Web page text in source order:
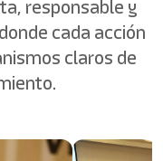
responsable y
cada acción
claros de